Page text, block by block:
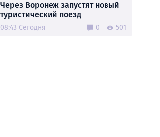
Через Воронеж запустят новый
туристический поезд
08:43 Сегодня 0 501